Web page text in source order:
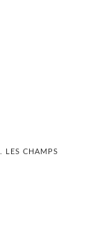
LES CHAMPS